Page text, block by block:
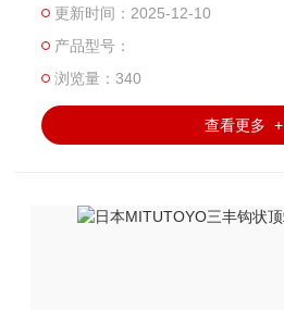
轮形状。
更新时间：2025-12-10
产品型号：
浏览量：340
查看更多 +